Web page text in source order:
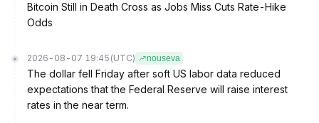
Bitcoin Still in Death Cross as Jobs Miss Cuts Rate-Hike
Odds
2026-08-07 19:45 (UTC) nouseva
The dollar fell Friday after soft US labor data reduced
expectations that the Federal Reserve will raise interest
rates in the near term.